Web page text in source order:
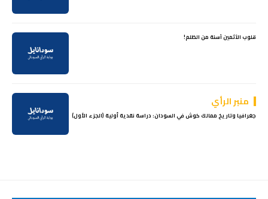
قلوب الاَثمين اَسنة من الظلم!
منبر الرأي
جغرافيا وتاريخ ممالك كوش في السودان: دراسة نقدية أولية (الجزء الأول)